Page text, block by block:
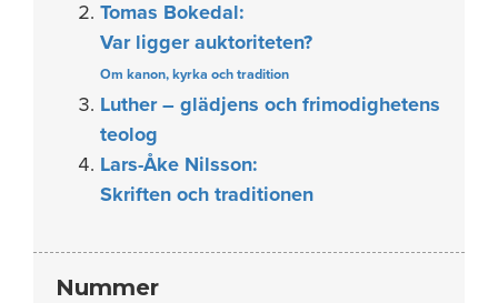
Tomas Bokedal:
Var ligger auktoriteten?
Om kanon, kyrka och tradition
Luther – glädjens och frimodighetens
teolog
Lars-Åke Nilsson:
Skriften och traditionen
Nummer